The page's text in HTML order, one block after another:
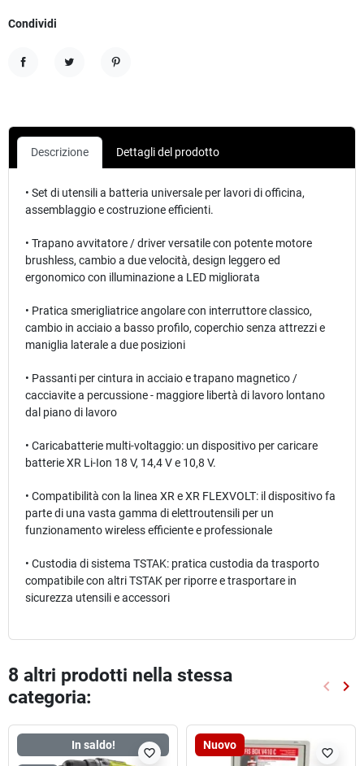
Condividi
Descrizione Dettagli del prodotto
• Set di utensili a batteria universale per lavori di officina,
assemblaggio e costruzione efficienti.
• Trapano avvitatore / driver versatile con potente motore
brushless, cambio a due velocità, design leggero ed
ergonomico con illuminazione a LED migliorata
• Pratica smerigliatrice angolare con interruttore classico,
cambio in acciaio a basso profilo, coperchio senza attrezzi e
maniglia laterale a due posizioni
• Passanti per cintura in acciaio e trapano magnetico /
cacciavite a percussione - maggiore libertà di lavoro lontano
dal piano di lavoro
• Caricabatterie multi-voltaggio: un dispositivo per caricare
batterie XR Li-Ion 18 V, 14,4 V e 10,8 V.
• Compatibilità con la linea XR e XR FLEXVOLT: il dispositivo fa
parte di una vasta gamma di elettroutensili per un
funzionamento wireless efficiente e professionale
• Custodia di sistema TSTAK: pratica custodia da trasporto
compatibile con altri TSTAK per riporre e trasportare in
sicurezza utensili e accessori
8 altri prodotti nella stessa
categoria:
keyboard_arrow_left keyboard_arrow_right
In saldo!
favorite_border
Nuovo
favorite_border